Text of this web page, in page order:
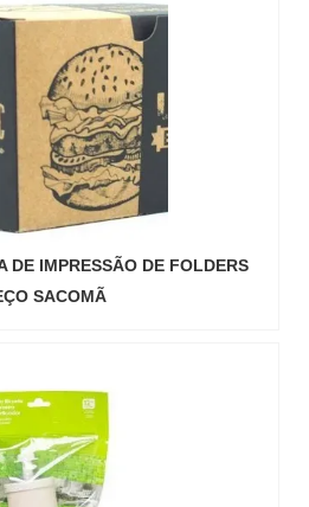
DE IMPRESSÃO DE FOLDERS
SACOMÃ